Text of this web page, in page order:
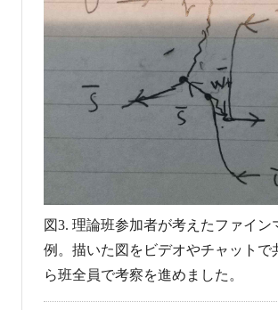
図3. 理論班参加者が考えたファイン
例。描いた図をビデオやチャットで
ら班全員で考察を進めました。